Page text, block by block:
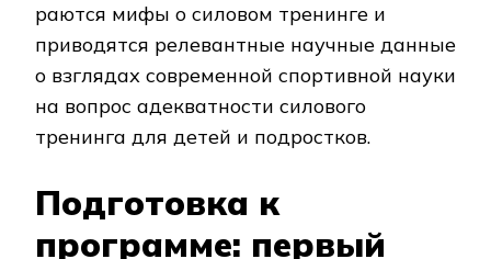
ра­ют­ся ми­фы о си­ло­вом тренинге и
приводятся релевантные научные данные
о взгля­дах со­вре­мен­ной спортивной науки
на вопрос адекватности силового
тренинга для де­тей и под­рост­ков.
Подготовка к
программе: первый